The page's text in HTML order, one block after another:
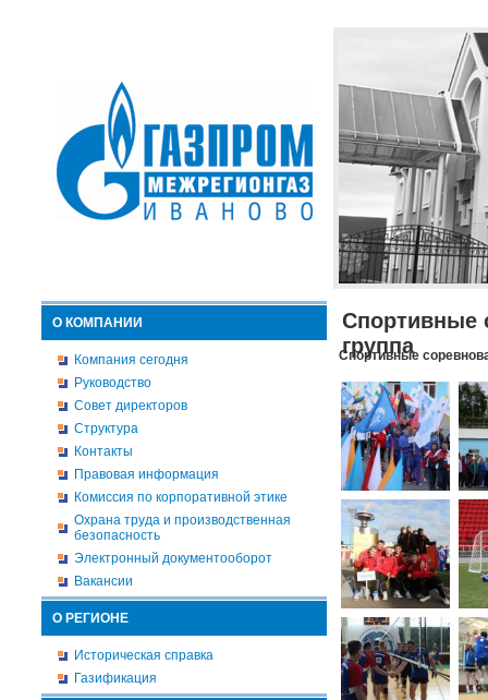
О КОМПАНИИ
Компания сегодня
Руководство
Совет директоров
Структура
Контакты
Правовая информация
Комиссия по корпоративной этике
Охрана труда и производственная
безопасность
Электронный документооборот
Вакансии
О РЕГИОНЕ
Историческая справка
Газификация
Спортивные
группа
Спортивные